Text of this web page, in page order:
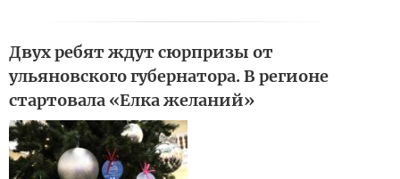
Двух ребят ждут сюрпризы от
ульяновского губернатора. В регионе
стартовала «Елка желаний»